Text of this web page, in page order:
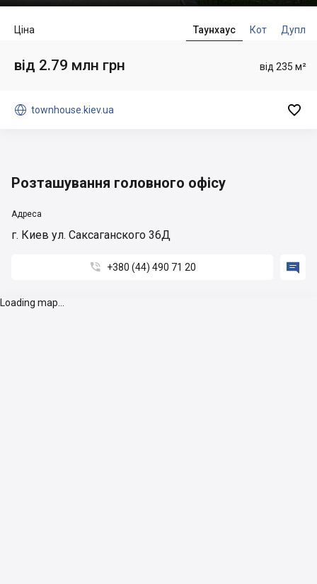
Таунхаус Кот Дупл
Ціна
від 235 м²
від 2.79 млн грн
 townhouse.kiev.ua 
Розташування головного офісу
Адреса
г. Киев ул. Саксаганского 36Д
 +380 (44) 490 71 20 
Loading map...